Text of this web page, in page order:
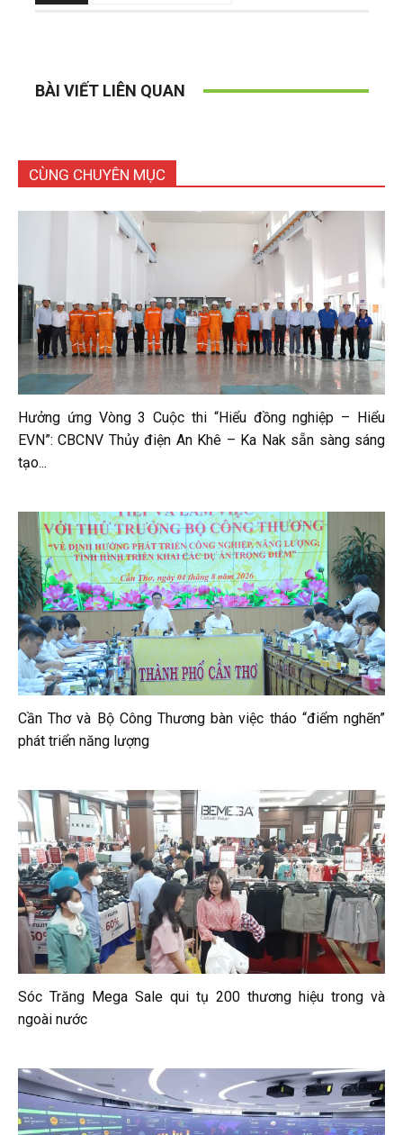
BÀI VIẾT LIÊN QUAN
CÙNG CHUYÊN MỤC
Hưởng ứng Vòng 3 Cuộc thi “Hiểu đồng nghiệp – Hiểu
EVN”: CBCNV Thủy điện An Khê – Ka Nak sẵn sàng sáng
tạo...
Cần Thơ và Bộ Công Thương bàn việc tháo “điểm nghẽn”
phát triển năng lượng
Sóc Trăng Mega Sale qui tụ 200 thương hiệu trong và
ngoài nước